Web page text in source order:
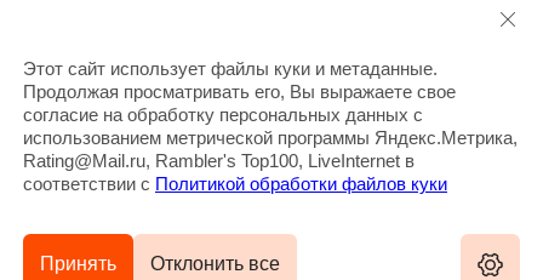
Этот сайт использует файлы куки и метаданные.
Продолжая просматривать его, Вы выражаете свое
согласие на обработку персональных данных с
использованием метрической программы Яндекс.Метрика,
Rating@Mail.ru, Rambler's Top100, LiveInternet в
соответствии с Политикой обработки файлов куки
Принять Отклонить все